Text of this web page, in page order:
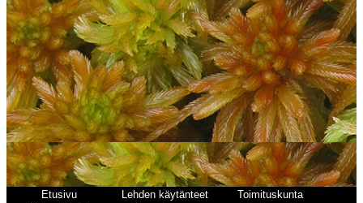
Etusivu Lehden käytänteet
Toimituskunta